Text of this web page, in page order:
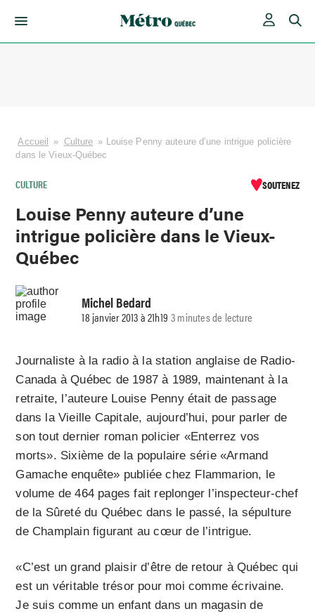
Accueil » Culture » Louise Penny auteure d’une intrigue policière
dans le Vieux-Québec
CULTURE SOUTENEZ
Louise Penny auteure d’une
intrigue policière dans le Vieux-
Québec
Michel Bedard
18 janvier 2013 à 21h19 3 minutes de lecture
Journaliste à la radio à la station anglaise de Radio-
Canada à Québec de 1987 à 1989, maintenant à la
retraite, l’auteure Louise Penny était de passage
dans la Vieille Capitale, aujourd’hui, pour parler de
son tout dernier roman policier «Enterrez vos
morts». Sixième de la populaire série «Armand
Gamache enquête» publiée chez Flammarion, le
volume de 464 pages fait replonger l’inspecteur-chef
de la Sûreté du Québec dans le passé, la sépulture
de Champlain figurant au cœur de l’intrigue.
«C’est un grand plaisir d’être de retour à Québec qui
est un véritable trésor pour moi comme écrivaine.
Je suis comme un enfant dans un magasin de